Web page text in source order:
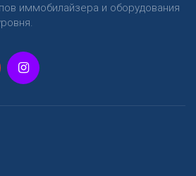
иммобилайзера и оборудования